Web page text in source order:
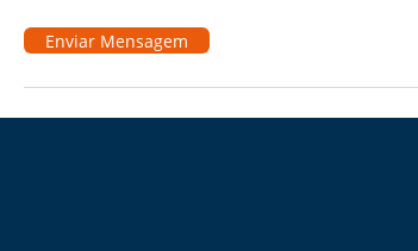
Enviar Mensagem